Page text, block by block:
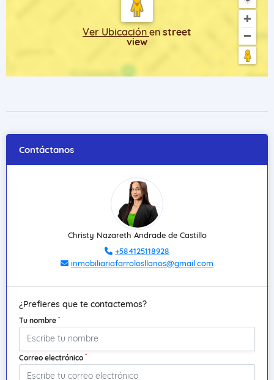
Ver Ubicación en street
view
Contáctanos
Christy Nazareth Andrade de Castillo
+584125118928
inmobiliariafarrolosllanos@gmail.com
¿Prefieres que te contactemos?
Tu nombre *
Correo electrónico *